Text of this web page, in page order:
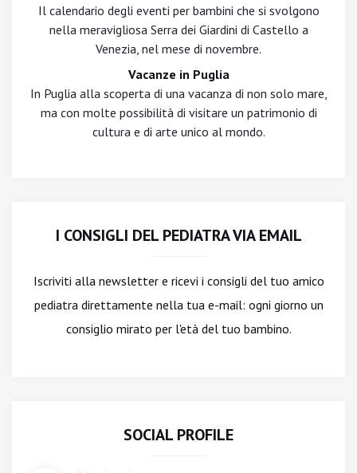
Il calendario degli eventi per bambini che si svolgono
nella meravigliosa Serra dei Giardini di Castello a
Venezia, nel mese di novembre.
Vacanze in Puglia
In Puglia alla scoperta di una vacanza di non solo mare,
ma con molte possibilità di visitare un patrimonio di
cultura e di arte unico al mondo.
I CONSIGLI DEL PEDIATRA VIA EMAIL
Iscriviti alla newslettere ricevi i consigli del tuo amico
pediatra direttamente nella tua e-mail: ogni giorno un
consiglio mirato per l'età del tuo bambino.
SOCIAL PROFILE